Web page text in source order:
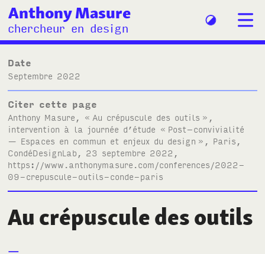
Anthony Masure
chercheur en design
Date
septembre 2022
Citer cette page
Anthony Masure, « Au crépuscule des outils »,
intervention à la journée d’étude « Post–convivialité
— Espaces en commun et enjeux du design », Paris,
CondéDesignLab, 23 septembre 2022,
https://www.anthonymasure.com/conferences/2022-
09-crepuscule-outils-conde-paris
Au crépuscule des outils